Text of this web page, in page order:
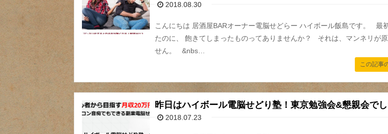
2018.08.30
こんにちは 居酒屋BARオーナー電脳せどらー ハイボール飯島です。 最
たのに、 飽きてしまったものってありませんか？ それは、マンネリが
せん。 &nbs…
この記事
昨日はハイボール電脳せどり塾！東京勉強会&懇親会でし
2018.07.23